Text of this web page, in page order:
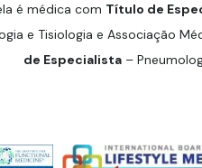
é médica com Título de
e Tisiologia e Associação
de Especialista–